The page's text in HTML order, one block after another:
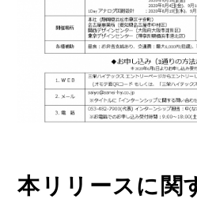
本リリースに関